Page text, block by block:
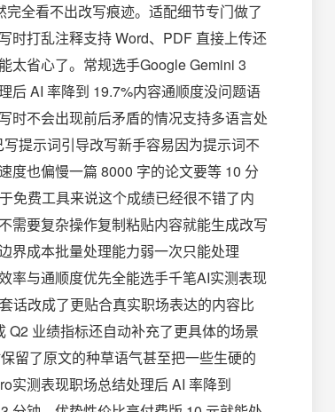
全看不出改写痕迹。适配细节专门做了
时打乱注释支持 Word、PDF 直接上传还
太省心了。常规选手Google Gemini 3
后 AI 率降到 19.7%内容通顺度没问题语
时不会出现前后矛盾的情况支持多语言处
提示词引导改写新手容易因为提示词不
度也偏慢一篇 8000 字的论文要等 10 分
免费工具来说这个成绩已经很不错了内
需要复杂操作复制粘贴内容就能生成改写
界成本批量处理能力弱一次只能处理
率与通顺度优先全能选手千笔AI实测表现
话改成了更贴合真实职场表达的内容比
业绩指标还自动补充了更具体的场景
留了原文的种草语气甚至把一些生硬的
实测表现职场总结处理后 AI 率降到